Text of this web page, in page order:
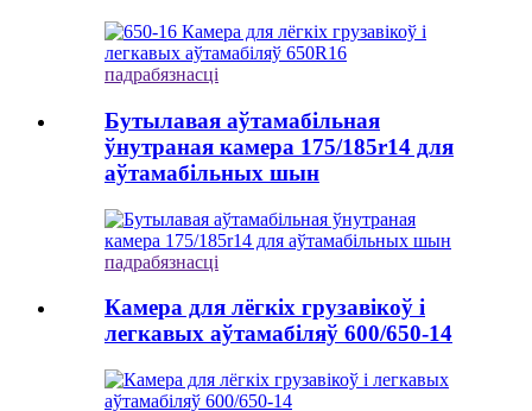
падрабязнасці
Бутылавая аўтамабільная
ўнутраная камера 175/185r14 для
аўтамабільных шын
падрабязнасці
Камера для лёгкіх грузавікоў і
легкавых аўтамабіляў 600/650-14